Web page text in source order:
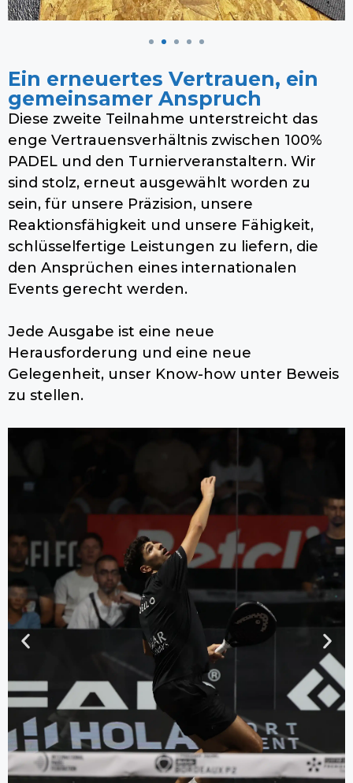
Ein erneuertes Vertrauen, ein
gemeinsamer Anspruch
Diese zweite Teilnahme unterstreicht das
enge Vertrauensverhältnis zwischen 100%
PADEL und den Turnierveranstaltern. Wir
sind stolz, erneut ausgewählt worden zu
sein, für unsere Präzision, unsere
Reaktionsfähigkeit und unsere Fähigkeit,
schlüsselfertige Leistungen zu liefern, die
den Ansprüchen eines internationalen
Events gerecht werden.
Jede Ausgabe ist eine neue
Herausforderung und eine neue
Gelegenheit, unser Know-how unter Beweis
zu stellen.